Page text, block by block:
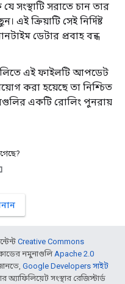
সংস্থাটি সরাতে চান তার
এই ক্রিয়াটি সেই নির্দিষ্ট
ডেটার প্রবাহ বন্ধ
এই ফাইলটি আপডেট
করা হয়েছে তা নিশ্চিত
একটি রোলিং পুনরায়
Creative Commons
নমুনাগুলিApache 2.0
Google Developers সাইট
সংস্থার রেজিস্টার্ড